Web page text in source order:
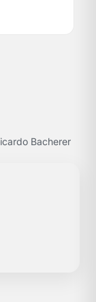
Bacherer